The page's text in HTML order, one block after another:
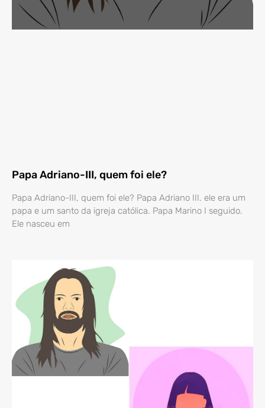
Papa Adriano-III, quem foi ele?
Papa Adriano-III, quem foi ele? Papa Adriano III. ele era um
papa e um santo da igreja católica. Papa Marino I seguido.
Ele nasceu em